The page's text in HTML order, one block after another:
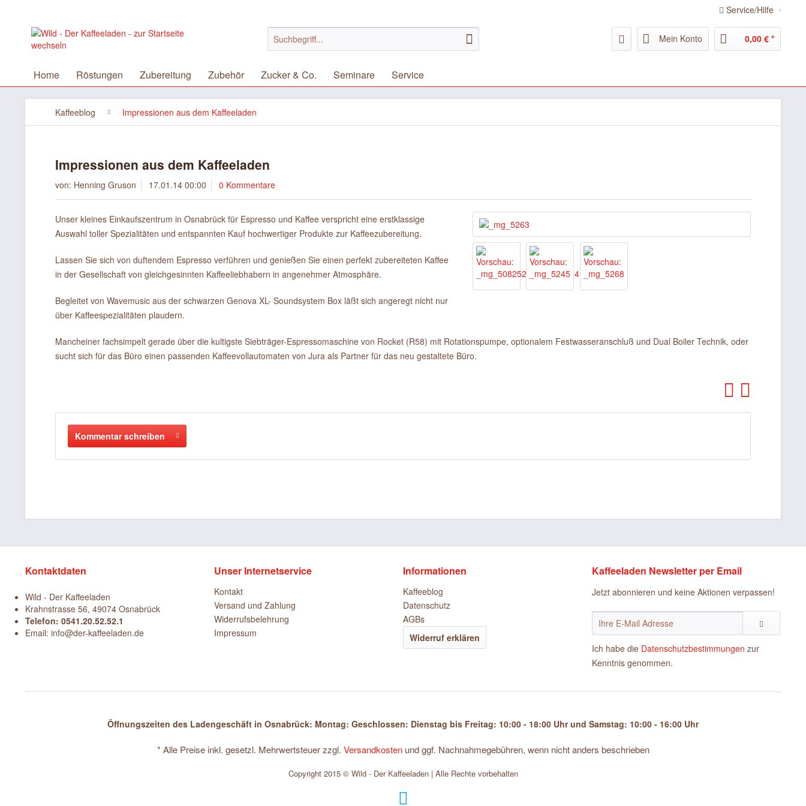
Service/Hilfe
Mein Konto 0,00 € *
Home Röstungen Zubereitung Zubehör Zucker & Co. Seminare Service
Kaffeeblog Impressionen aus dem Kaffeeladen
Impressionen aus dem Kaffeeladen
von: Henning Gruson 17.01.14 00:00 0 Kommentare
Unser kleines Einkaufszentrum in Osnabrück für Espresso und Kaffee verspricht eine erstklassige
Auswahl toller Spezialitäten und entspannten Kauf hochwertiger Produkte zur Kaffeezubereitung.
Lassen Sie sich von duftendem Espresso verführen und genießen Sie einen perfekt zubereiteten Kaffee
in der Gesellschaft von gleichgesinnten Kaffeeliebhabern in angenehmer Atmosphäre.
Begleitet von Wavemusic aus der schwarzen Genova XL- Soundsystem Box läßt sich angeregt nicht nur
über Kaffeespezialitäten plaudern.
Mancheiner fachsimpelt gerade über die kultigste Siebträger-Espressomaschine von Rocket (R58) mit Rotationspumpe, optionalem Festwasseranschluß und Dual Boiler Technik, oder
sucht sich für das Büro einen passenden Kaffeevollautomaten von Jura als Partner für das neu gestaltete Büro.
Kommentar schreiben
Kontaktdaten
Wild - Der Kaffeeladen
Krahnstrasse 56, 49074 Osnabrück
Telefon: 0541.20.52.52.1
Email: info@der-kaffeeladen.de
Unser Internetservice
Kontakt
Versand und Zahlung
Widerrufsbelehrung
Impressum
Informationen
Kaffeeblog
Datenschutz
AGBs
Widerruf erklären
Kaffeeladen Newsletter per Email
Jetzt abonnieren und keine Aktionen verpassen!
Ich habe die Datenschutzbestimmungen zur
Kenntnis genommen.
Öffnungszeiten des Ladengeschäft in Osnabrück: Montag: Geschlossen: Dienstag bis Freitag: 10:00 - 18:00 Uhr und Samstag: 10:00 - 16:00 Uhr
* Alle Preise inkl. gesetzl. Mehrwertsteuer zzgl. Versandkostenund ggf. Nachnahmegebühren, wenn nicht anders beschrieben
Copyright 2015 © Wild - Der Kaffeeladen | Alle Rechte vorbehalten